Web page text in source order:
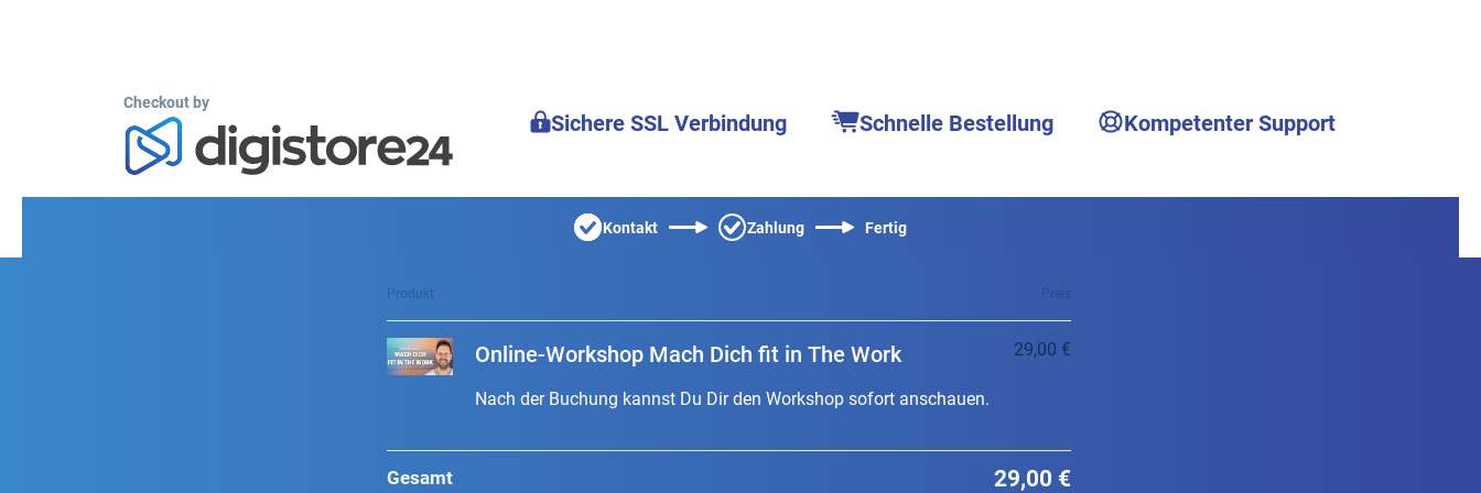
Checkout by
Sichere SSL Verbindung Schnelle Bestellung Kompetenter Support
Kontakt Zahlung Fertig
Produkt Preis
Online-Workshop Mach Dich fit in The Work
Nach der Buchung kannst Du Dir den Workshop sofort anschauen.
29,00 €
Gesamt 29,00 €